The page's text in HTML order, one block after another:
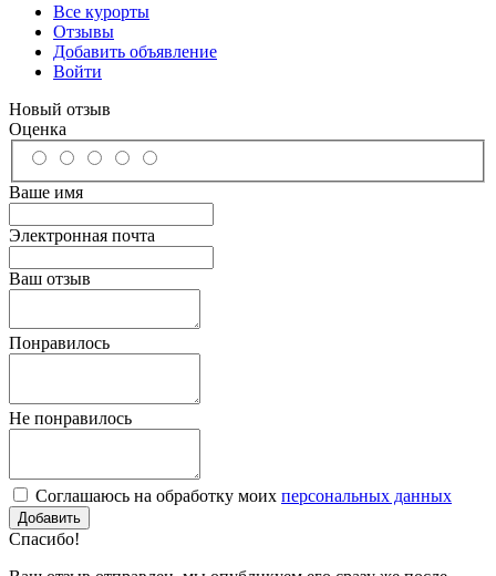
Все курорты
Отзывы
Добавить объявление
Войти
Новый отзыв
Оценка
Ваше имя
Электронная почта
Ваш отзыв
Понравилось
Не понравилось
Соглашаюсь на обработку моих персональных данных
Спасибо!